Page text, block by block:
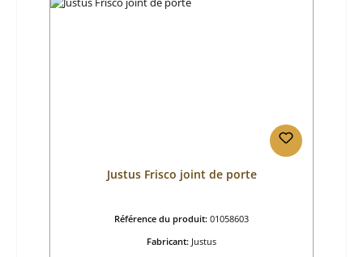
Justus Frisco joint de porte
Référence du produit: 01058603
Fabricant: Justus